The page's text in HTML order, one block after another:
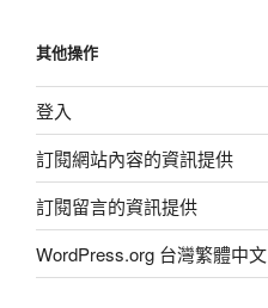
其他操作
登入
訂閱網站內容的資訊提供
訂閱留言的資訊提供
WordPress.org 台灣繁體中文